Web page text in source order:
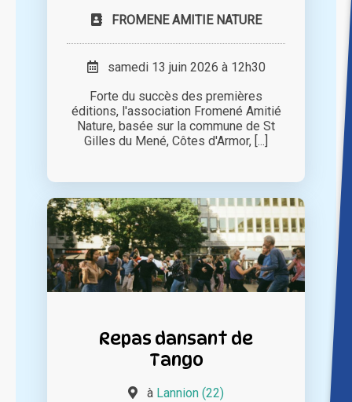
FROMENE AMITIE NATURE
samedi 13 juin 2026 à 12h30
Forte du succès des premières
éditions, l'association Fromené Amitié
Nature, basée sur la commune de St
Gilles du Mené, Côtes d'Armor, [...]
Repas dansant de
Tango
à Lannion (22)